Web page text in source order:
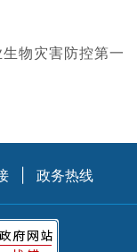
物灾害防控第一
政务热线